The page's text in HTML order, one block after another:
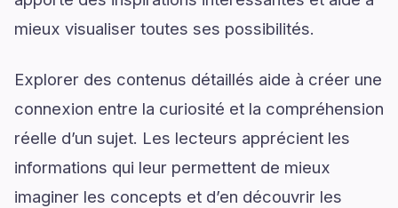
mieux visualiser toutes ses possibilités.
Explorer des contenus détaillés aide à créer une
connexion entre la curiosité et la compréhension
réelle d’un sujet. Les lecteurs apprécient les
informations qui leur permettent de mieux
imaginer les concepts et d’en découvrir les